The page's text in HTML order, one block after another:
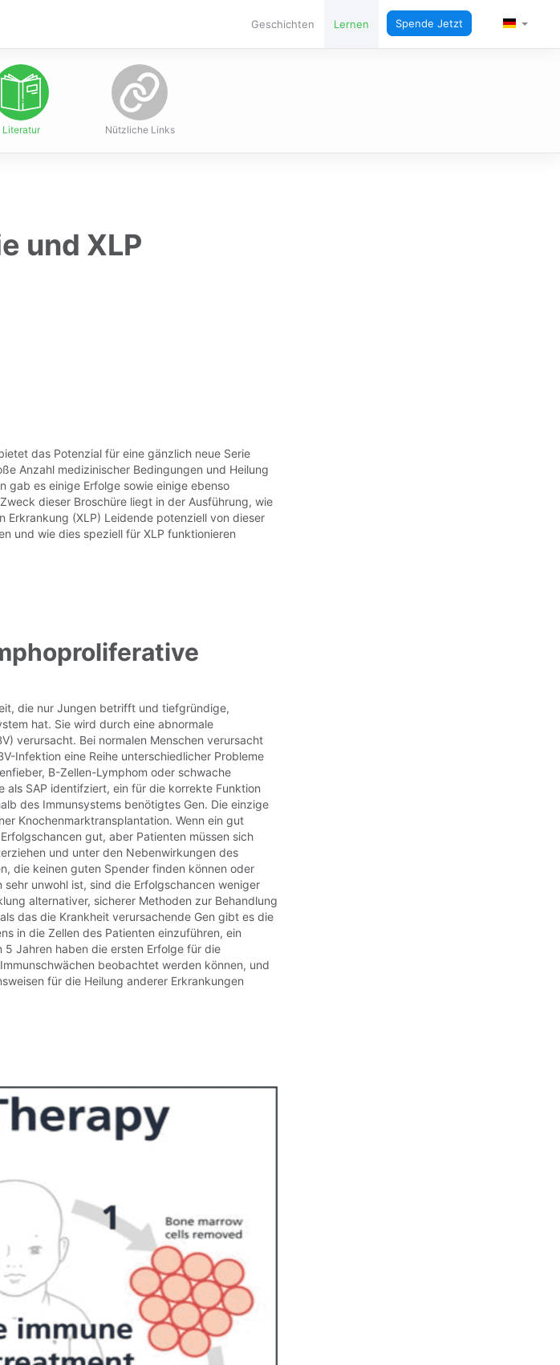
SPRACHE
Geschichten Lernen Spende Jetzt
Literatur Nützliche Links
und XLP
das Potenzial für eine gänzlich neue Serie
Anzahl medizinischer Bedingungen und Heilung
gab es einige Erfolge sowie einige ebenso
dieser Broschüre liegt in der Ausführung, wie
Erkrankung (XLP) Leidende potenziell von dieser
und wie dies speziell für XLP funktionieren
die nur Jungen betrifft und tiefgründige,
hat. Sie wird durch eine abnormale
verursacht. Bei normalen Menschen verursacht
Infektion eine Reihe unterschiedlicher Probleme
B-Zellen-Lymphom oder schwache
als SAP identifziert, ein für die korrekte Funktion
des Immunsystems benötigtes Gen. Die einzige
Knochenmarktransplantation. Wenn ein gut
gut, aber Patienten müssen sich
und unter den Nebenwirkungen des
die keinen guten Spender finden können oder
unwohl ist, sind die Erfolgschancen weniger
alternativer, sicherer Methoden zur Behandlung
das die Krankheit verursachende Gen gibt es die
in die Zellen des Patienten einzuführen, ein
5 Jahren haben die ersten Erfolge für die
beobachtet werden können, und
für die Heilung anderer Erkrankungen